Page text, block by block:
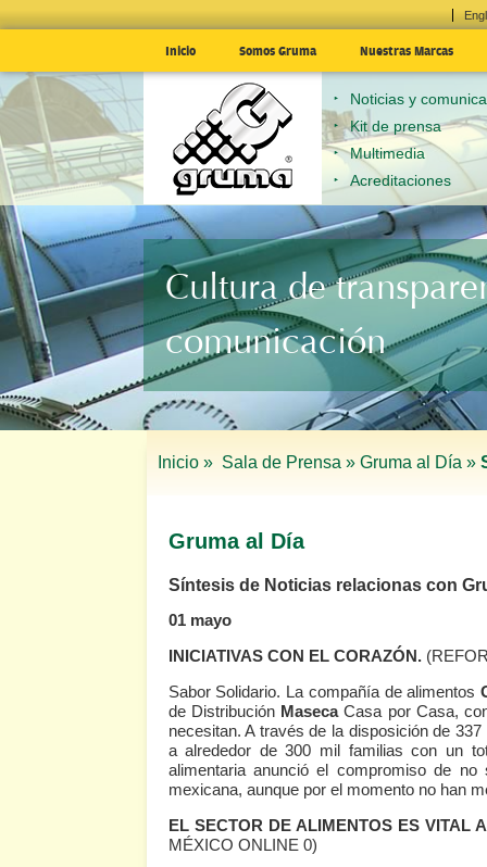
Inicio Somos Gruma Nuestras Marcas
Noticias y
Kit de prensa
Multimedia
Acreditaciones
Cultura de
comunicación
Inicio » Sala de Prensa » Gruma al Día »
Gruma al Día
Síntesis de Noticias relacionas con
01 mayo
INICIATIVAS CON EL CORAZÓN.
Sabor Solidario. La compañía de alimentos
de Distribución MasecaCasa por Casa,
necesitan. A través de la disposición de
a alrededor de 300 mil familias con un
alimentaria anunció el compromiso de
mexicana, aunque por el momento no han
EL SECTOR DE ALIMENTOS ES VITAL
MÉXICO ONLINE 0)